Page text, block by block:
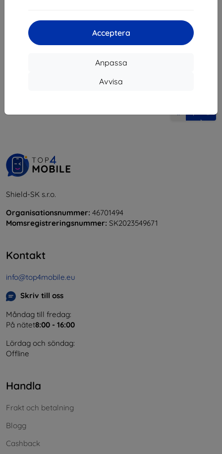
Acceptera
Anpassa
Avvisa
I lager > 5 st
« 1 »
Shield-SK s.r.o.
Organisationsnummer: 46701494
Momsregistreringsnummer: SK2023549671
Kontakt
info@top4mobile.eu
Skriv till oss
Måndag till fredag:
På nätet8:00 - 16:00
Lördag och söndag:
Offline
Handla
Frakt och betalning
Blogg
Cashback